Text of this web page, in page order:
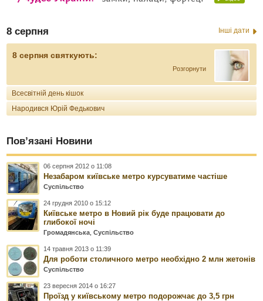
8 серпня Інші дати
8 серпня святкують:
Розгорнути
Всесвітній день кішок
Народився Юрій Федькович
Пов’язані Новини
06 серпня 2012 о 11:08
Незабаром київське метро курсуватиме частіше
Суспільство
24 грудня 2010 о 15:12
Київське метро в Новий рік буде працювати до
глибокої ночі
Громадянська ,Суспільство
14 травня 2013 о 11:39
Для роботи столичного метро необхідно 2 млн жетонів
Суспільство
23 вересня 2014 о 16:27
Проїзд у київському метро подорожчає до 3,5 грн